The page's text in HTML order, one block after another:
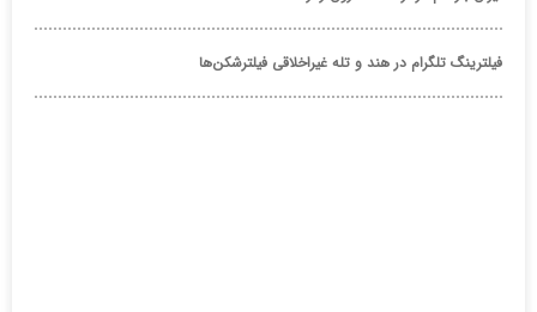
فیلترینگ تلگرام در هند و تله غیراخلاقی فیلترشکن‌ها